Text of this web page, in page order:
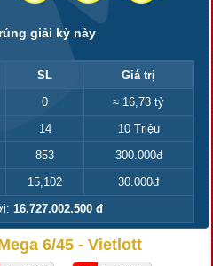
giải kỳ này
SL
Giá trị
0
≈ 16,73 tỷ
14
10 Triệu
853
300.000đ
15,102
30.000đ
16.727.002.500 đ
6/45 - Vietlott